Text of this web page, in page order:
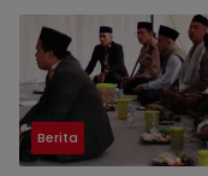
Berita